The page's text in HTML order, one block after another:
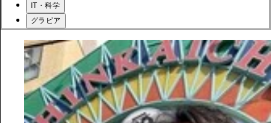
IT・科学
グラビア